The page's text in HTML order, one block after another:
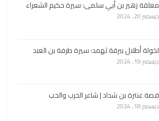
معلقة زهير بن أبي سلمى: سيرة حكيم الشعراء
ديسمبر 20, 2024
لخولة أطلال ببرقة ثهمد: سيرة طرفة بن العبد
ديسمبر 19, 2024
قصة عنترة بن شداد | شاعر الحرب والحب
ديسمبر 18, 2024